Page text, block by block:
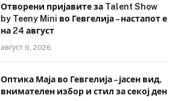
Отворени пријавите за Talent Show
by Teeny Mini во Гевгелија – настапот е
на 24 август
август 6, 2026
Оптика Маја во Гевгелија – јасен вид,
внимателен избор и стил за секој ден